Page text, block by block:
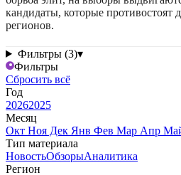
кандидаты, которые противостоят
регионов.
Фильтры (3)▾
Фильтры
Сбросить всё
Год
20262025
Месяц
Окт Ноя Дек Янв Фев Мар Апр
Тип материала
НовостьОбзорыАналитика
Регион